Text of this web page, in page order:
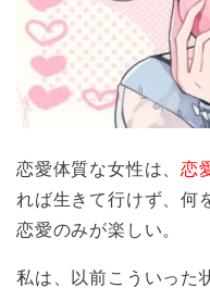
恋愛体質な女性は、恋
れば生きて行けず、何
恋愛のみが楽しい。
私は、以前こういった